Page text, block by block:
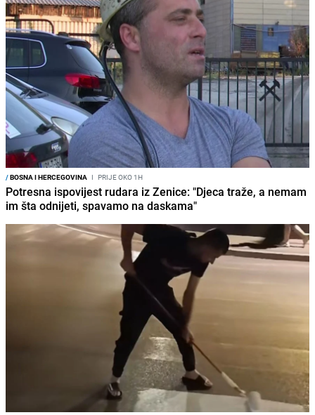
/BOSNA I HERCEGOVINA I PRIJE OKO 1H
Potresna ispovijest rudara iz Zenice: "Djeca traže, a nemam
im šta odnijeti, spavamo na daskama"